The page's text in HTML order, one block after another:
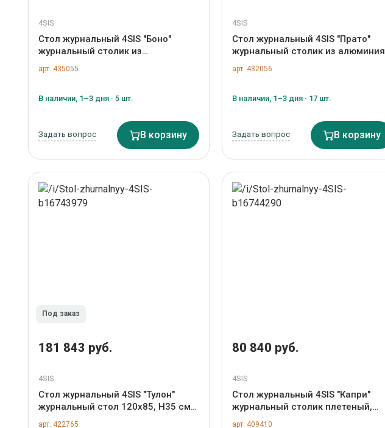
4SIS
Стол журнальный 4SIS "Боно"
журнальный столик из
искусственного ротанга, цвет
коричневый арт. YH-S4005G brown
арт. 435055
В наличии, 1–3 дня · 5 шт.
Задать вопрос В корзину
4SIS
Стол журнальный 4SIS "Прато"
журнальный столик из алюминия
арт. DF25102-СT
арт. 432056
В наличии, 1–3 дня · 17 шт.
Задать вопрос В корзину
Под заказ
181 843 руб.
4SIS
Стол журнальный 4SIS "Тулон"
журнальный стол 120х85, H35 см
из HPL, цвет "дуб", каркас черный
арт. 422765
80 840 руб.
4SIS
Стол журнальный 4SIS "Капри"
журнальный столик плетеный,
цвет соломенный арт. YH-S4865G
арт. 409410